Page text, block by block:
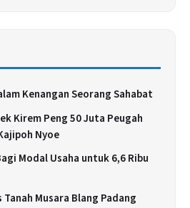
Kenangan Seorang Sahabat
Kirem Peng 50 Juta Peugah
Nyoe
Modal Usaha untuk 6,6 Ribu
Musara Blang Padang